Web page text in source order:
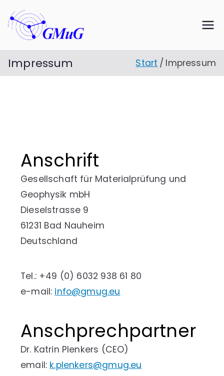
Inhalt
springen
GMuG mbH
Impressum Start Impressum
Anschrift
Gesellschaft für Materialprüfung und
Geophysik mbH
Dieselstrasse 9
61231 Bad Nauheim
Deutschland
Tel.: +49 (0) 6032 938 61 80
e-mail: info@gmug.eu
Anschprechpartner
Dr. Katrin Plenkers (CEO)
email: k.plenkers@gmug.eu